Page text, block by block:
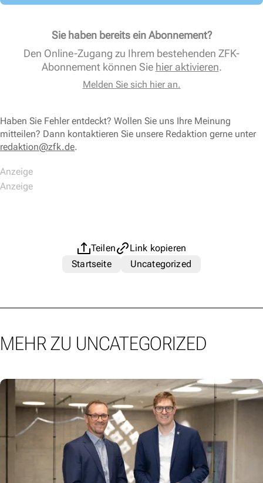
Sie haben bereits ein Abonnement?
Den Online-Zugang zu Ihrem bestehenden ZFK-
Abonnement können Sie hier aktivieren.
Melden Sie sich hier an.
Haben Sie Fehler entdeckt? Wollen Sie uns Ihre Meinung
mitteilen? Dann kontaktieren Sie unsere Redaktion gerne unter
redaktion@zfk.de.
Teilen
Link kopieren
Startseite
Uncategorized
MEHR ZU UNCATEGORIZED